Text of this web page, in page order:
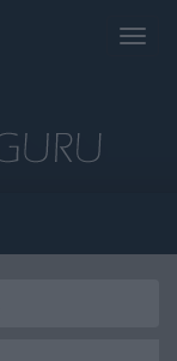
Toggle